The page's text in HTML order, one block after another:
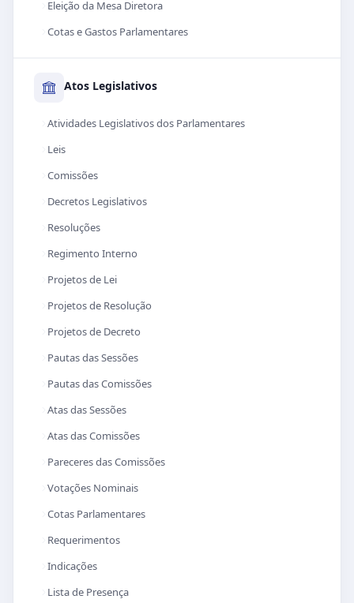
Eleição da Mesa Diretora
Cotas e Gastos Parlamentares
Atos Legislativos
Atividades Legislativos dos Parlamentares
Leis
Comissões
Decretos Legislativos
Resoluções
Regimento Interno
Projetos de Lei
Projetos de Resolução
Projetos de Decreto
Pautas das Sessões
Pautas das Comissões
Atas das Sessões
Atas das Comissões
Pareceres das Comissões
Votações Nominais
Cotas Parlamentares
Requerimentos
Indicações
Lista de Presença